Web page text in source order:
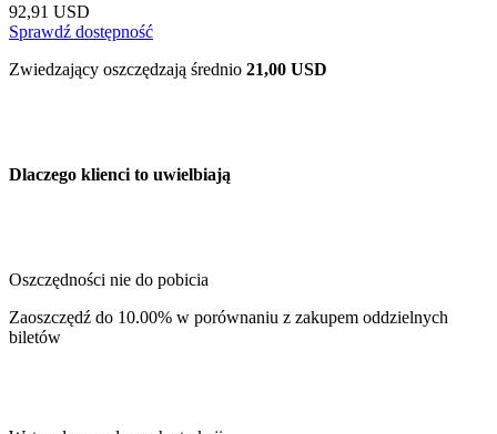
92,91 USD
Sprawdź dostępność
Zwiedzający oszczędzają średnio 21,00 USD
Dlaczego klienci to uwielbiają
Oszczędności nie do pobicia
Zaoszczędź do 10.00% w porównaniu z zakupem oddzielnych
biletów